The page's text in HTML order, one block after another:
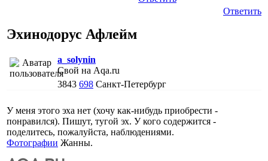
Ответить
Эхинодорус Афлейм
a_solynin
Свой на Aqa.ru
3843 698 Санкт-Петербург
У меня этого эха нет (хочу как-нибудь приобрести -
понравился). Пишут, тугой эх. У кого содержится -
поделитесь, пожалуйста, наблюдениями.
Фотографии Жанны.